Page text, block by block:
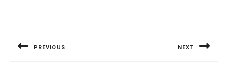
PREVIOUS NEXT